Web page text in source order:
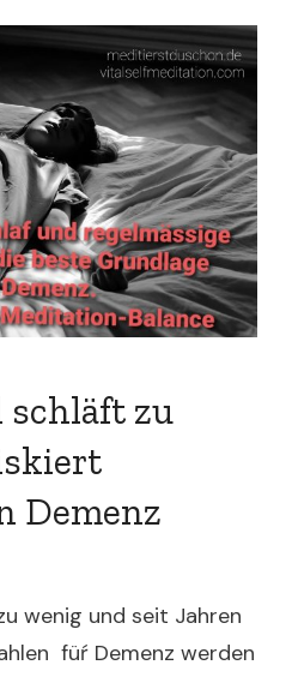
schläft zu
Demenz
wenig und seit Jahren
füŕ Demenz werden